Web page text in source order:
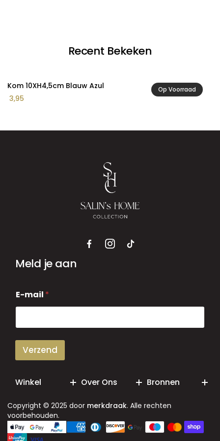
Recent Bekeken
Op Voorraad
Kom 10XH4,5cm Blauw Azul
3,95
Meld je aan
-
m
i
E-mail *
Verzend
Winkel Over Ons Bronnen
Copyright © 2025 door merkdraak. Alle rechten
voorbehouden.